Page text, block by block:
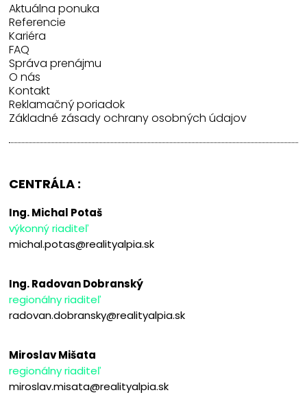
Aktuálna ponuka
Referencie
Kariéra
FAQ
Správa prenájmu
O nás
Kontakt
Reklamačný poriadok
Základné zásady ochrany osobných údajov
CENTRÁLA :
Ing. Michal Potaš
výkonný riaditeľ
michal.potas@realityalpia.sk
Ing. Radovan Dobranský
regionálny riaditeľ
radovan.dobransky@realityalpia.sk
Miroslav Mišata
regionálny riaditeľ
miroslav.misata@realityalpia.sk